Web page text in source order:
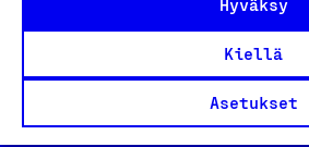
Hyväksy
Kiellä
Asetukset
Yhteiskunnallinen Yritys -merkki